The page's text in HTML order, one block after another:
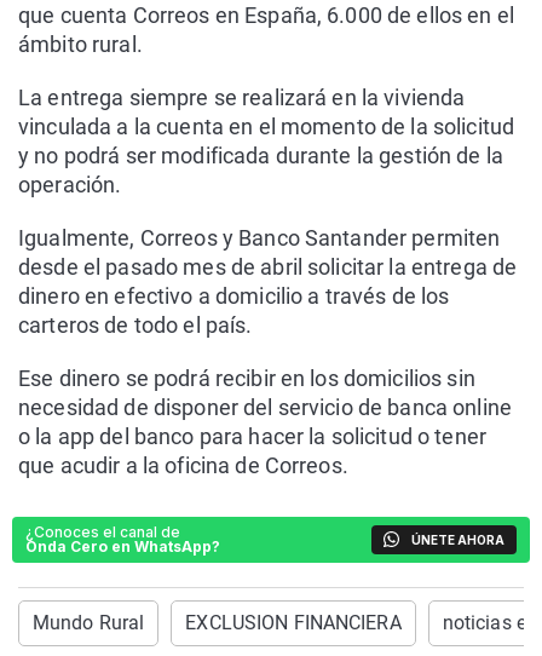
que cuenta Correos en España, 6.000 de ellos en el
ámbito rural.
La entrega siempre se realizará en la vivienda
vinculada a la cuenta en el momento de la solicitud
y no podrá ser modificada durante la gestión de la
operación.
Igualmente, Correos y Banco Santander permiten
desde el pasado mes de abril solicitar la entrega de
dinero en efectivo a domicilio a través de los
carteros de todo el país.
Ese dinero se podrá recibir en los domicilios sin
necesidad de disponer del servicio de banca online
o la app del banco para hacer la solicitud o tener
que acudir a la oficina de Correos.
¿Conoces el canal de
Onda Cero en WhatsApp?
ÚNETE AHORA
Mundo Rural EXCLUSION FINANCIERA noticias